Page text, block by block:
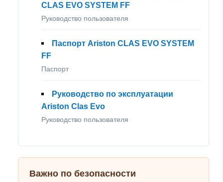
CLAS EVO SYSTEM FF
Руководство пользователя
Паспорт Ariston CLAS EVO SYSTEM
FF
Паспорт
Руководство по эксплуатации
Ariston Clas Evo
Руководство пользователя
Важно по безопасности